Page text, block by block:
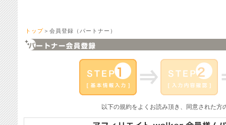
トップ ＞会員登録（パートナー）
以下の規約をよくお読み頂き、同意された方